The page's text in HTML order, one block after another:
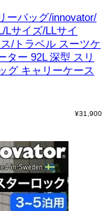
ーバッグ/innovator/
Lサイズ/LLサイ
/トラベル スーツケ
ター 92L 深型 スリ
グ キャリーケース
¥31,900